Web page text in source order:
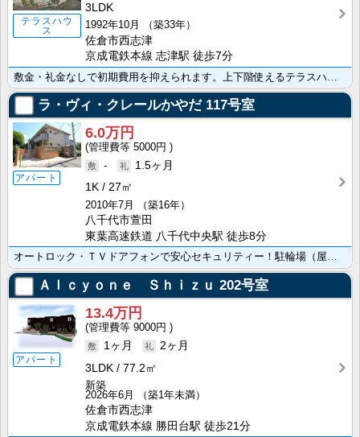
テラスハウ
ス
3LDK
1992年10月
（築33年）
佐倉市西志津
京成電鉄本線 志津駅 徒歩7分
敷金・礼金なしで初期費用を抑えられます。上下階使えるテラスハウス！ペット飼育可能（相談）ファミリーに･･･
ラ・ヴィ・クレールかやだ117号室
アパート
6.0万円
5000円
-
1.5ヶ月
1K
27㎡
2010年7月
（築16年）
八千代市萱田
東葉高速鉄道 八千代中央駅 徒歩8分
オートロック・ＴＶドアフォンで安心セキュリティー！駐輪場（屋根付き）・防音サッシ・防犯ガラス・エアコ･･･
Ａｌｃｙｏｎｅ Ｓｈｉｚｕ 202号室
アパート
13.4万円
9000円
1ヶ月
2ヶ月
3LDK
77.2㎡
新築
2026年6月
（築1年未満）
佐倉市西志津
京成電鉄本線 勝田台駅 徒歩21分